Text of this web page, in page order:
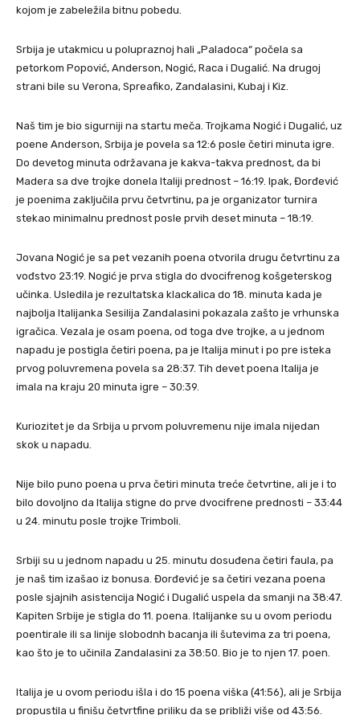
kojom je zabeležila bitnu pobedu.
Srbija je utakmicu u polupraznoj hali „Paladoca“ počela sa
petorkom Popović, Anderson, Nogić, Raca i Dugalić. Na drugoj
strani bile su Verona, Spreafiko, Zandalasini, Kubaj i Kiz.
Naš tim je bio sigurniji na startu meča. Trojkama Nogić i Dugalić, uz
poene Anderson, Srbija je povela sa 12:6 posle četiri minuta igre.
Do devetog minuta održavana je kakva-takva prednost, da bi
Madera sa dve trojke donela Italiji prednost – 16:19. Ipak, Đorđević
je poenima zaključila prvu četvrtinu, pa je organizator turnira
stekao minimalnu prednost posle prvih deset minuta – 18:19.
Jovana Nogić je sa pet vezanih poena otvorila drugu četvrtinu za
vođstvo 23:19. Nogić je prva stigla do dvocifrenog košgeterskog
učinka. Usledila je rezultatska klackalica do 18. minuta kada je
najbolja Italijanka Sesilija Zandalasini pokazala zašto je vrhunska
igračica. Vezala je osam poena, od toga dve trojke, a u jednom
napadu je postigla četiri poena, pa je Italija minut i po pre isteka
prvog poluvremena povela sa 28:37. Tih devet poena Italija je
imala na kraju 20 minuta igre – 30:39.
Kuriozitet je da Srbija u prvom poluvremenu nije imala nijedan
skok u napadu.
Nije bilo puno poena u prva četiri minuta treće četvrtine, ali je i to
bilo dovoljno da Italija stigne do prve dvocifrene prednosti – 33:44
u 24. minutu posle trojke Trimboli.
Srbiji su u jednom napadu u 25. minutu dosuđena četiri faula, pa
je naš tim izašao iz bonusa. Đorđević je sa četiri vezana poena
posle sjajnih asistencija Nogić i Dugalić uspela da smanji na 38:47.
Kapiten Srbije je stigla do 11. poena. Italijanke su u ovom periodu
poentirale ili sa linije slobodnh bacanja ili šutevima za tri poena,
kao što je to učinila Zandalasini za 38:50. Bio je to njen 17. poen.
Italija je u ovom periodu išla i do 15 poena viška (41:56), ali je Srbija
propustila u finišu četvrtfine priliku da se približi više od 43:56.